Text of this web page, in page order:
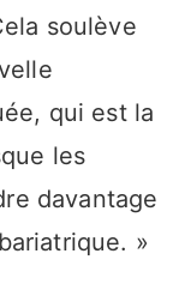
soulève
qui est la
les
davantage
»